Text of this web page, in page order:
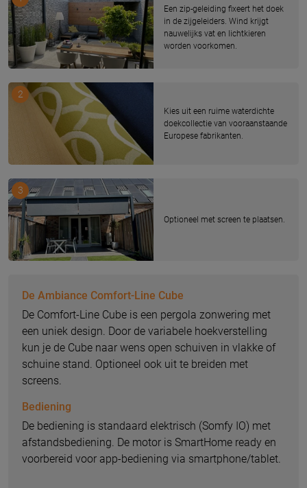
Een zip-geleiding fixeert het doek
in de zijgeleiders. Wind krijgt
nauwelijks vat en lichtkieren
worden voorkomen.
Kies uit een ruime waterdichte
doekcollectie van vooraanstaande
Europese fabrikanten.
2
Optioneel met screen te plaatsen.
3
De Ambiance Comfort-Line Cube
De Comfort-Line Cube is een pergola zonwering met
een uniek design. Door de variabele hoekverstelling
kun je de Cube naar wens open schuiven in vlakke of
schuine stand. Optioneel ook uit te breiden met
screens.
Bediening
De bediening is standaard elektrisch (Somfy IO) met
afstandsbediening. De motor is SmartHome ready en
voorbereid voor app-bediening via smartphone/tablet.